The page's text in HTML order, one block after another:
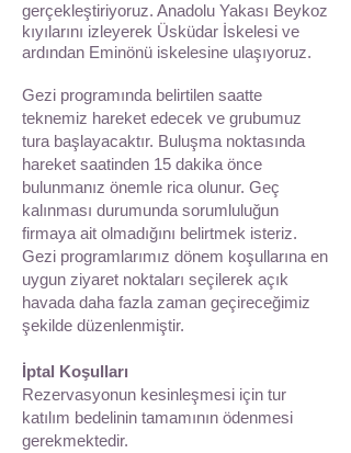
gerçekleştiriyoruz. Anadolu Yakası Beykoz
kıyılarını izleyerek Üsküdar İskelesi ve
ardından Eminönü iskelesine ulaşıyoruz.
Gezi programında belirtilen saatte
teknemiz hareket edecek ve grubumuz
tura başlayacaktır. Buluşma noktasında
hareket saatinden 15 dakika önce
bulunmanız önemle rica olunur. Geç
kalınması durumunda sorumluluğun
firmaya ait olmadığını belirtmek isteriz.
Gezi programlarımız dönem koşullarına en
uygun ziyaret noktaları seçilerek açık
havada daha fazla zaman geçireceğimiz
şekilde düzenlenmiştir.
İptal Koşulları
Rezervasyonun kesinleşmesi için tur
katılım bedelinin tamamının ödenmesi
gerekmektedir.